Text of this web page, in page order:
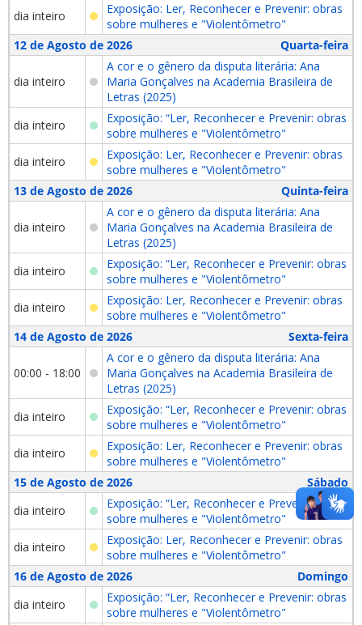
dia inteiro
Exposição: Ler, Reconhecer e Prevenir: obras
sobre mulheres e "Violentômetro"
12 de Agosto de 2026
Quarta-feira
dia inteiro
A cor e o gênero da disputa literária: Ana
Maria Gonçalves na Academia Brasileira de
Letras (2025)
dia inteiro
Exposição: “Ler, Reconhecer e Prevenir: obras
sobre mulheres e "Violentômetro"
dia inteiro
Exposição: Ler, Reconhecer e Prevenir: obras
sobre mulheres e "Violentômetro"
13 de Agosto de 2026
Quinta-feira
dia inteiro
A cor e o gênero da disputa literária: Ana
Maria Gonçalves na Academia Brasileira de
Letras (2025)
dia inteiro
Exposição: “Ler, Reconhecer e Prevenir: obras
sobre mulheres e "Violentômetro"
dia inteiro
Exposição: Ler, Reconhecer e Prevenir: obras
sobre mulheres e "Violentômetro"
14 de Agosto de 2026
Sexta-feira
00:00 - 18:00
A cor e o gênero da disputa literária: Ana
Maria Gonçalves na Academia Brasileira de
Letras (2025)
dia inteiro
Exposição: “Ler, Reconhecer e Prevenir: obras
sobre mulheres e "Violentômetro"
dia inteiro
Exposição: Ler, Reconhecer e Prevenir: obras
sobre mulheres e "Violentômetro"
15 de Agosto de 2026
Sábado
dia inteiro
Exposição: “Ler, Reconhecer e Prevenir: obras
sobre mulheres e "Violentômetro"
dia inteiro
Exposição: Ler, Reconhecer e Prevenir: obras
sobre mulheres e "Violentômetro"
16 de Agosto de 2026
Domingo
dia inteiro
Exposição: “Ler, Reconhecer e Prevenir: obras
sobre mulheres e "Violentômetro"